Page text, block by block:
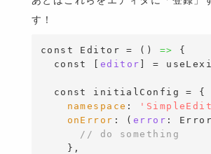
す！
const Editor = () =>
{
const
[ editor ] =
const initialConfig = {
namespace :
onError : ( error : Error
// do something
} ,